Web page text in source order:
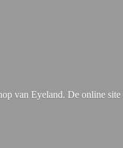
van Eyeland. De online